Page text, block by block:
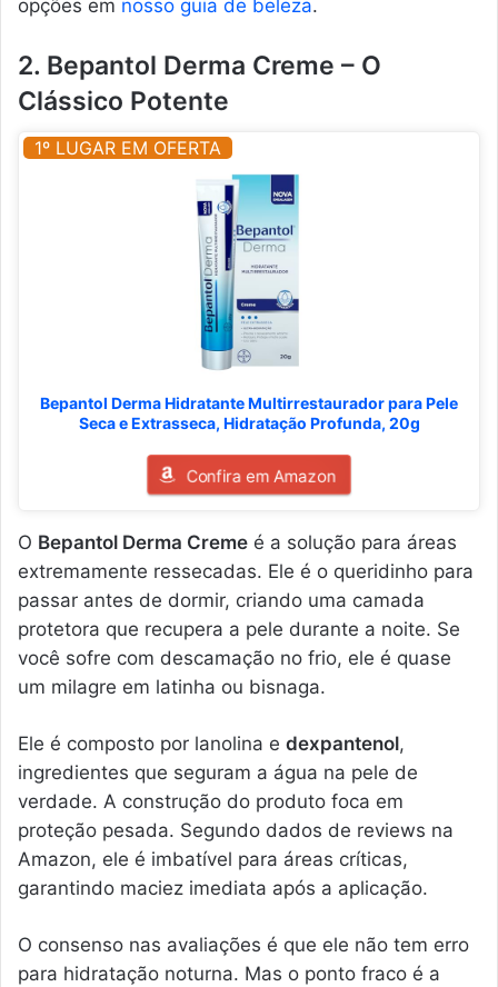
opções em nosso guia de beleza.
2. Bepantol Derma Creme – O
Clássico Potente
1º LUGAR EM OFERTA
Bepantol Derma Hidratante Multirrestaurador para Pele
Seca e Extrasseca, Hidratação Profunda, 20g
Confira em Amazon
O Bepantol Derma Creme é a solução para áreas
extremamente ressecadas. Ele é o queridinho para
passar antes de dormir, criando uma camada
protetora que recupera a pele durante a noite. Se
você sofre com descamação no frio, ele é quase
um milagre em latinha ou bisnaga.
Ele é composto por lanolina e dexpantenol,
ingredientes que seguram a água na pele de
verdade. A construção do produto foca em
proteção pesada. Segundo dados de reviews na
Amazon, ele é imbatível para áreas críticas,
garantindo maciez imediata após a aplicação.
O consenso nas avaliações é que ele não tem erro
para hidratação noturna. Mas o ponto fraco é a